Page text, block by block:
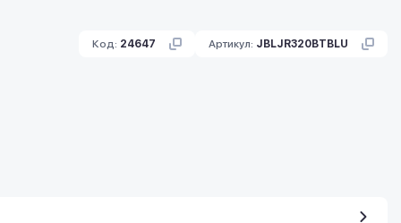
Код: 24647 Артикул: JBLJR320BTBLU